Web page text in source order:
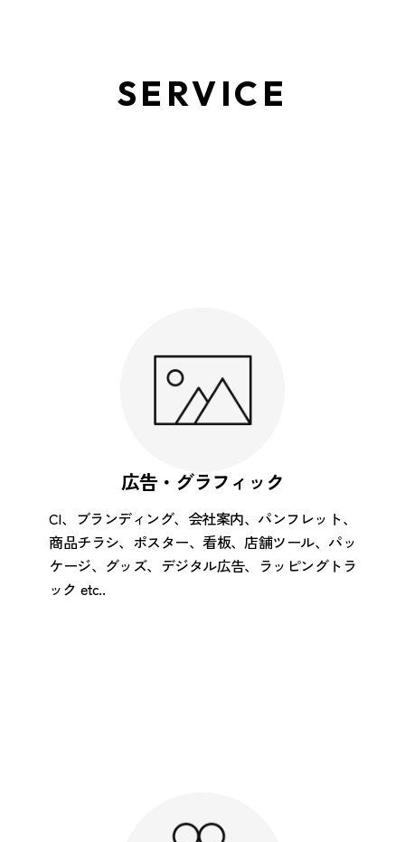
SERVICE
広告・グラフィック
CI、ブランディング、会社案内、パンフレット、
商品チラシ、ポスター、看板、店舗ツール、パッ
ケージ、グッズ、デジタル広告、ラッピングトラ
ック etc..